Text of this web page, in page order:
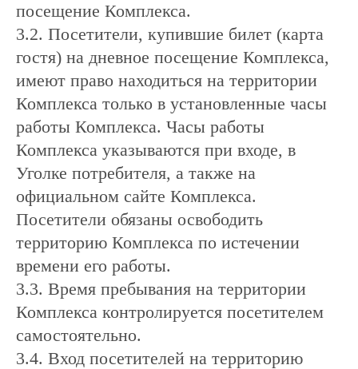
посещение Комплекса.
3.2. Посетители, купившие билет (карта
гостя) на дневное посещение Комплекса,
имеют право находиться на территории
Комплекса только в установленные часы
работы Комплекса. Часы работы
Комплекса указываются при входе, в
Уголке потребителя, а также на
официальном сайте Комплекса.
Посетители обязаны освободить
территорию Комплекса по истечении
времени его работы.
3.3. Время пребывания на территории
Комплекса контролируется посетителем
самостоятельно.
3.4. Вход посетителей на территорию